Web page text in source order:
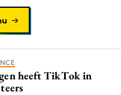
heeft TikTok in